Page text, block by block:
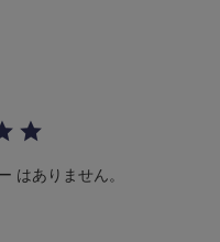
はありません。